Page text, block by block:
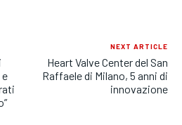
NEXT ARTICLE
Heart Valve Center del San
Raffaele di Milano, 5 anni di
innovazione